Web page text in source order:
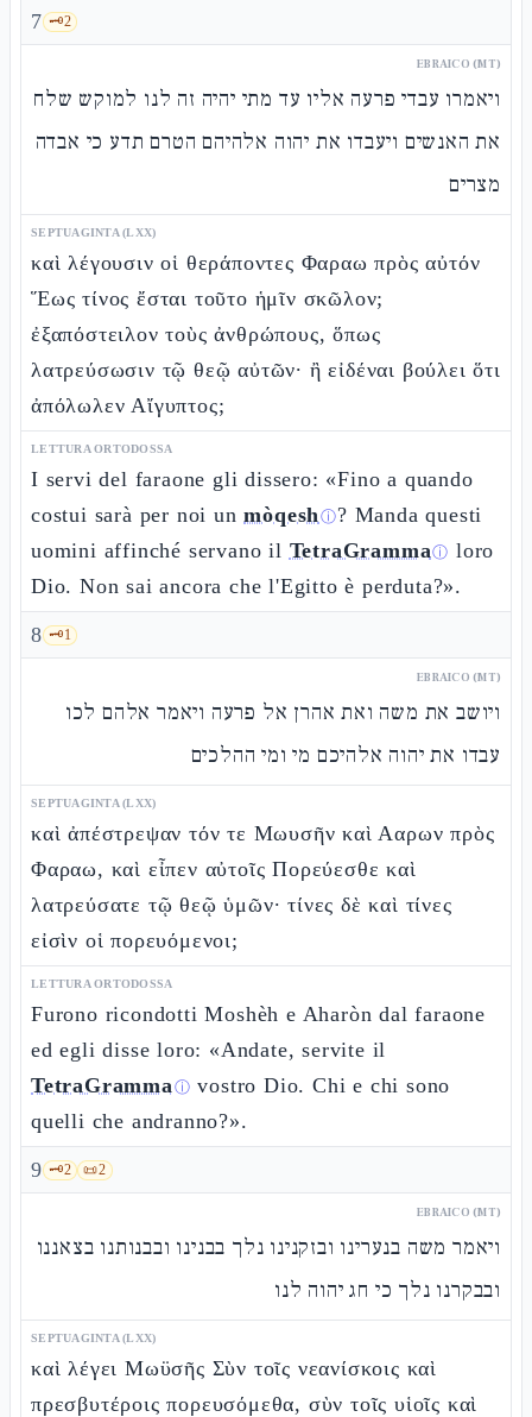
7 🗝️2
EBRAICO (MT)
ויאמרו עבדי פרעה אליו עד מתי יהיה זה לנו למוקש שלח
את האנשים ויעבדו את יהוה אלהיהם הטרם תדע כי אבדה
מצרים
SEPTUAGINTA (LXX)
καὶ λέγουσιν οἱ θεράποντες Φαραω πρὸς αὐτόν
Ἕως τίνος ἔσται τοῦτο ἡμῖν σκῶλον;
ἐξαπόστειλον τοὺς ἀνθρώπους, ὅπως
λατρεύσωσιν τῷ θεῷ αὐτῶν· ἢ εἰδέναι βούλει ὅτι
ἀπόλωλεν Αἴγυπτος;
LETTURA ORTODOSSA
I servi del faraone gli dissero: «Fino a quando
costui sarà per noi unmòqeshⓘ? Manda questi
uomini affinché servano il TetraGrammaⓘ loro
Dio. Non sai ancora che l'Egitto è perduta?».
8 🗝️1
EBRAICO (MT)
ויושב את משה ואת אהרן אל פרעה ויאמר אלהם לכו
עבדו את יהוה אלהיכם מי ומי ההלכים
SEPTUAGINTA (LXX)
καὶ ἀπέστρεψαν τόν τε Μωυσῆν καὶ Ααρων πρὸς
Φαραω, καὶ εἶπεν αὐτοῖς Πορεύεσθε καὶ
λατρεύσατε τῷ θεῷ ὑμῶν· τίνες δὲ καὶ τίνες
εἰσὶν οἱ πορευόμενοι;
LETTURA ORTODOSSA
Furono ricondotti Moshèh e Aharòn dal faraone
ed egli disse loro: «Andate, servite il
TetraGrammaⓘ vostro Dio. Chi e chi sono
quelli che andranno?».
9 🗝️2 📜2
EBRAICO (MT)
ויאמר משה בנערינו ובזקנינו נלך בבנינו ובבנותנו בצאננו
ובבקרנו נלך כי חג יהוה לנו
SEPTUAGINTA (LXX)
καὶ λέγει Μωϋσῆς Σὺν τοῖς νεανίσκοις καὶ
πρεσβυτέροις πορευσόμεθα, σὺν τοῖς υἱοῖς καὶ